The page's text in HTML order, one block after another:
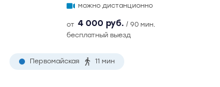
можно дистанционно
от 4 000 руб. / 90 мин.
бесплатный выезд
Первомайская 11 мин